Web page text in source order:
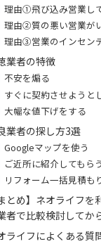
理由①飛び込み営業し
理由②質の悪い営業が
理由③営業のインセン
業者の特徴
不安を煽る
すぐに契約させようと
大幅な値下げをする
業者の探し方3選
Googleマップを使う
ご近所に紹介してもらう
リフォーム一括見積も
まとめ】ネオライフを
者で比較検討してか
ライフによくある質